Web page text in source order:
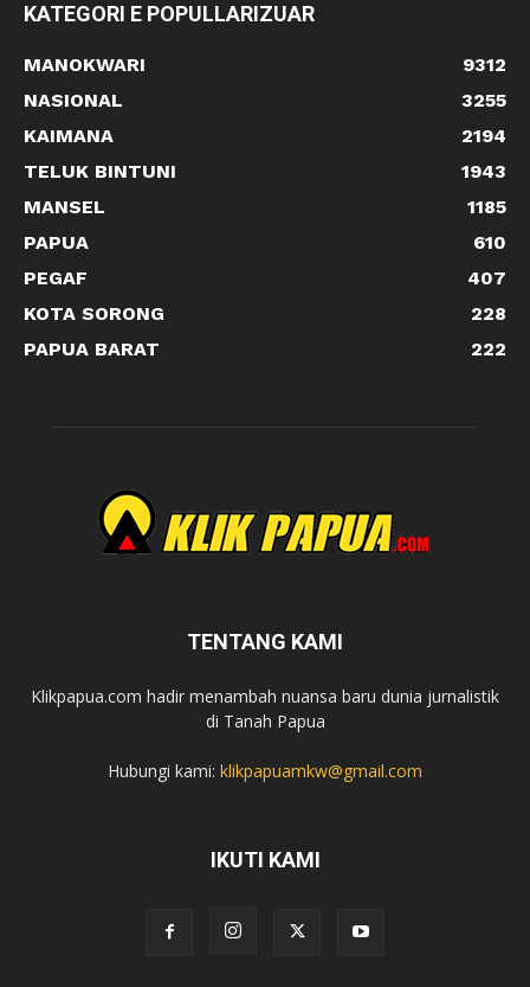
KATEGORI E POPULLARIZUAR
MANOKWARI
9312
NASIONAL
3255
KAIMANA
2194
TELUK BINTUNI
1943
MANSEL
1185
PAPUA
610
PEGAF
407
KOTA SORONG
228
PAPUA BARAT
222
TENTANG KAMI
Klikpapua.com hadir menambah nuansa baru dunia jurnalistik
di Tanah Papua
Hubungi kami: klikpapuamkw@gmail.com
IKUTI KAMI